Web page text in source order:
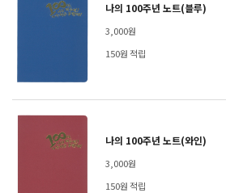
나의 100주년 노트(블루)
3,000원
150원 적립
나의 100주년 노트(와인)
3,000원
150원 적립